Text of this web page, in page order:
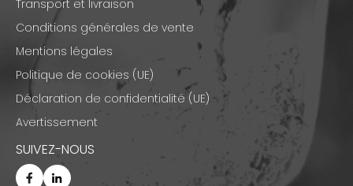
Transport et livraison
Conditions générales de vente
Mentions légales
Politique de cookies (UE)
Déclaration de confidentialité (UE)
Avertissement
SUIVEZ-NOUS